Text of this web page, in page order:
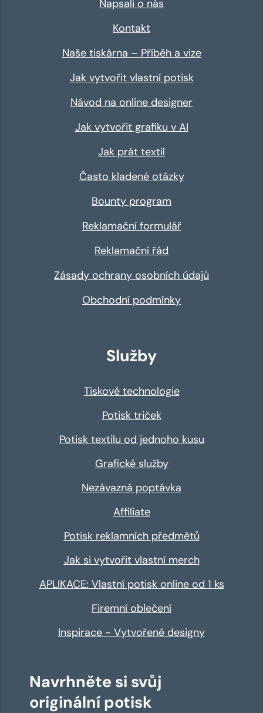
Napsali o nás
Kontakt
Naše tiskárna – Příběh a vize
Jak vytvořit vlastní potisk
Návod na online designer
Jak vytvořit grafiku v AI
Jak prát textil
Často kladené otázky
Bounty program
Reklamační formulář
Reklamační řád
Zásady ochrany osobních údajů
Obchodní podmínky
Služby
Tiskové technologie
Potisk triček
Potisk textilu od jednoho kusu
Grafické služby
Nezávazná poptávka
Affiliate
Potisk reklamních předmětů
Jak si vytvořit vlastní merch
APLIKACE: Vlastní potisk online od 1 ks
Firemní oblečení
Inspirace - Vytvořené designy
Navrhněte si svůj
originální potisk